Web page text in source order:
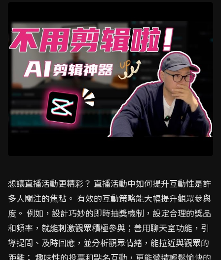
想讓直播活動更精彩？ 直播活動中如何提升互動性是許
多人關注的焦點。 有效的互動策略能大幅提升觀眾參與
度。 例如，設計巧妙的即時抽獎機制，設定合理的獎品
和頻率，就能刺激觀眾積極參與；善用聊天室功能，引
導提問、及時回應，並分析觀眾情緒，能拉近與觀眾的
距離； 趣味性的投票和點名互動，更能營造輕鬆愉快的